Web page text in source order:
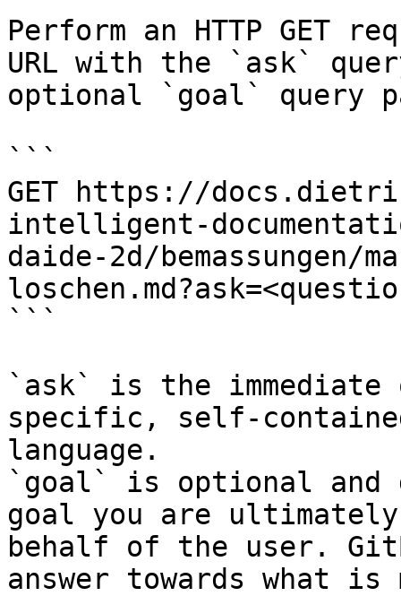
Perform an HTTP GET
URL with the `ask`
optional `goal` query
```
GET https://
intelligent-
daide-2d/bemassungen/
```
`ask` is the
specific, self-
language.
`goal` is optional and
goal you are
behalf of the user.
answer towards what